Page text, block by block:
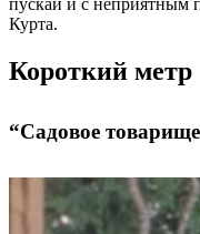
пускай и с неприятным
Курта.
Короткий метр
“Садовое